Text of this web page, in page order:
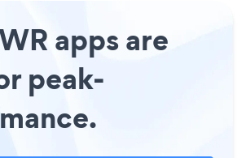
apps are
peak-